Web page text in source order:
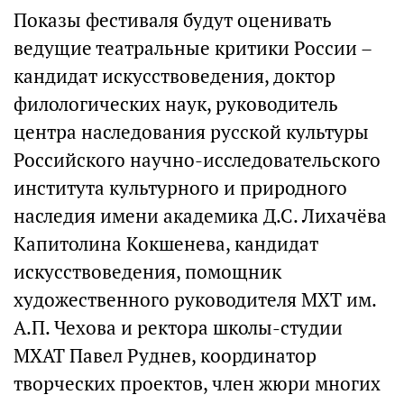
Показы фестиваля будут оценивать
ведущие театральные критики России –
кандидат искусствоведения, доктор
филологических наук, руководитель
центра наследования русской культуры
Российского научно-исследовательского
института культурного и природного
наследия имени академика Д.С. Лихачёва
Капитолина Кокшенева, кандидат
искусствоведения, помощник
художественного руководителя МХТ им.
А.П. Чехова и ректора школы-студии
МХАТ Павел Руднев, координатор
творческих проектов, член жюри многих